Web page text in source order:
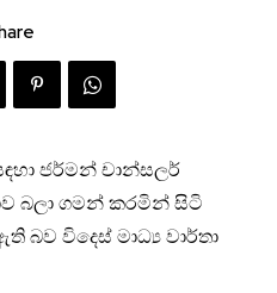
ජර්මන් චාන්සලර්
බලා ගමන් කරමින් සිටි
බව විදෙස් මාධ්‍ය වාර්තා